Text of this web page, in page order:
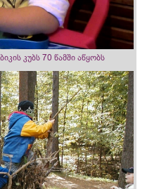
კუბს 70 წამში აწყობს